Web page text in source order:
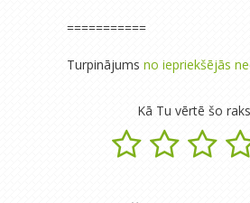
===========
Turpinājums no iepriekšējās
Kā Tu vērtē šo